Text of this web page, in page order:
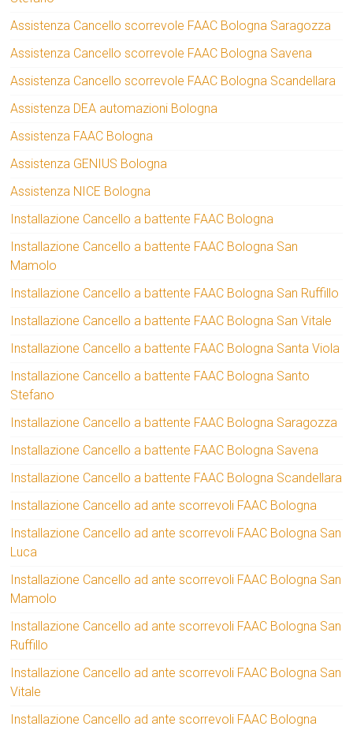
Assistenza Cancello scorrevole FAAC Bologna Saragozza
Assistenza Cancello scorrevole FAAC Bologna Savena
Assistenza Cancello scorrevole FAAC Bologna Scandellara
Assistenza DEA automazioni Bologna
Assistenza FAAC Bologna
Assistenza GENIUS Bologna
Assistenza NICE Bologna
Installazione Cancello a battente FAAC Bologna
Installazione Cancello a battente FAAC Bologna San
Mamolo
Installazione Cancello a battente FAAC Bologna San Ruffillo
Installazione Cancello a battente FAAC Bologna San Vitale
Installazione Cancello a battente FAAC Bologna Santa Viola
Installazione Cancello a battente FAAC Bologna Santo
Stefano
Installazione Cancello a battente FAAC Bologna Saragozza
Installazione Cancello a battente FAAC Bologna Savena
Installazione Cancello a battente FAAC Bologna Scandellara
Installazione Cancello ad ante scorrevoli FAAC Bologna
Installazione Cancello ad ante scorrevoli FAAC Bologna San
Luca
Installazione Cancello ad ante scorrevoli FAAC Bologna San
Mamolo
Installazione Cancello ad ante scorrevoli FAAC Bologna San
Ruffillo
Installazione Cancello ad ante scorrevoli FAAC Bologna San
Vitale
Installazione Cancello ad ante scorrevoli FAAC Bologna